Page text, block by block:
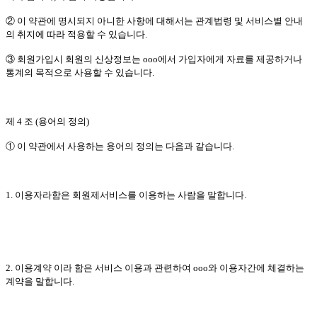
② 이 약관에 명시되지 아니한 사항에 대해서는 관계법령 및 서비스별 안내
의 취지에 따라 적용할 수 있습니다.
③ 회원가입시 회원의 신상정보는 ooo에서 가입자에게 자료를 제공하거나
통계의 목적으로 사용할 수 있습니다.
제 4 조 (용어의 정의)
① 이 약관에서 사용하는 용어의 정의는 다음과 같습니다.
1. 이용자라함은 회원제서비스를 이용하는 사람을 말합니다.
2. 이용계약 이라 함은 서비스 이용과 관련하여 ooo와 이용자간에 체결하는
계약을 말합니다.